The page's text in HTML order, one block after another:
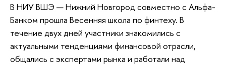
В НИУ ВШЭ — Нижний Новгород совместно с Альфа-
Банком прошла Весенняя школа по финтеху. В
течение двух дней участники знакомились с
актуальными тенденциями финансовой отрасли,
общались с экспертами рынка и работали над